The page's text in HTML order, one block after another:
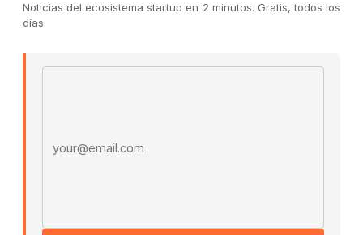
Publicidad
Es La Hora de Aprender ↗
Noticias del ecosistema startup en 2 minutos. Gratis, todos los
días.